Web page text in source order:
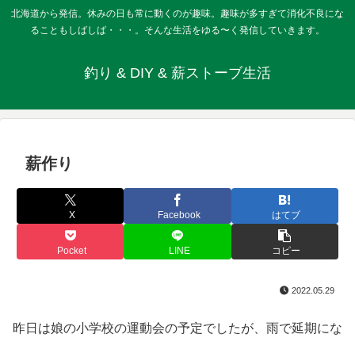
北海道から発信。休みの日も常に動くのが趣味。趣味が多すぎて消化不良にな
ることもしばしば・・・。そんな生活をゆる〜く発信していきます。
釣り & DIY & 薪ストーブ生活
薪作り
X Facebook はてブ
Pocket LINE コピー
2022.05.29
昨日は娘の小学校の運動会の予定でしたが、雨で延期にな